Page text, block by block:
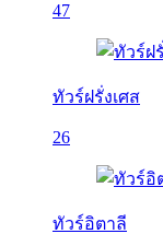
47
ทัวร์ฝรั่งเศส
26
ทัวร์อิตาลี